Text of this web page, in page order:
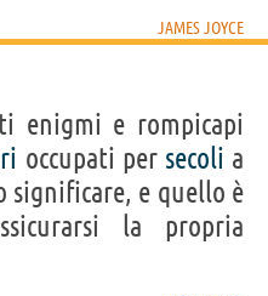
JAMES JOYCE
enigmi e rompicapi
occupati per secoli a
significare, e quello è
la propria